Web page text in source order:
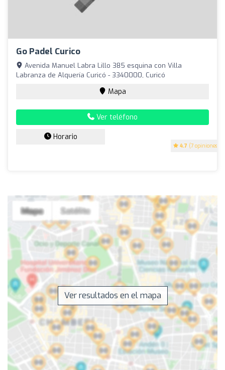
Go Padel Curico
4.7 (7 opiniones)
Avenida Manuel Labra Lillo 385 esquina con Villa
Labranza de Alquería Curicó - 3340000, Curicó
Mapa
Ver teléfono
Horario
Ver resultados en el mapa